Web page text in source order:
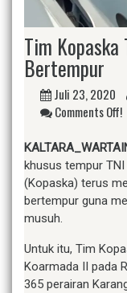
Tim
Bertempur
Juli 23, 2020
Comments Off!
khusus tempur
(Kopaska) terus
bertempur guna
musuh.
Untuk itu, Tim
Koarmada II pada
365 perairan